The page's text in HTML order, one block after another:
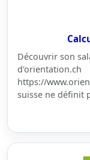
Découvrir son
d'orientation.ch
https://
suisse ne définit